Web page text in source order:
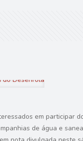
em participar
de água e